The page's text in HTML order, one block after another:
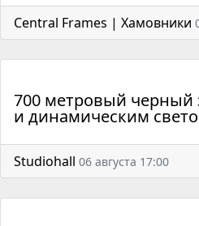
Central Frames | Хамовники
700 метровый черный
и динамическим
Studiohall 06 августа 17:00